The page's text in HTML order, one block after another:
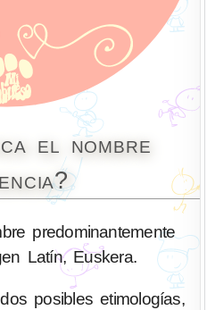
el nombre
predominantemente
Latín, Euskera.
posibles etimologías,